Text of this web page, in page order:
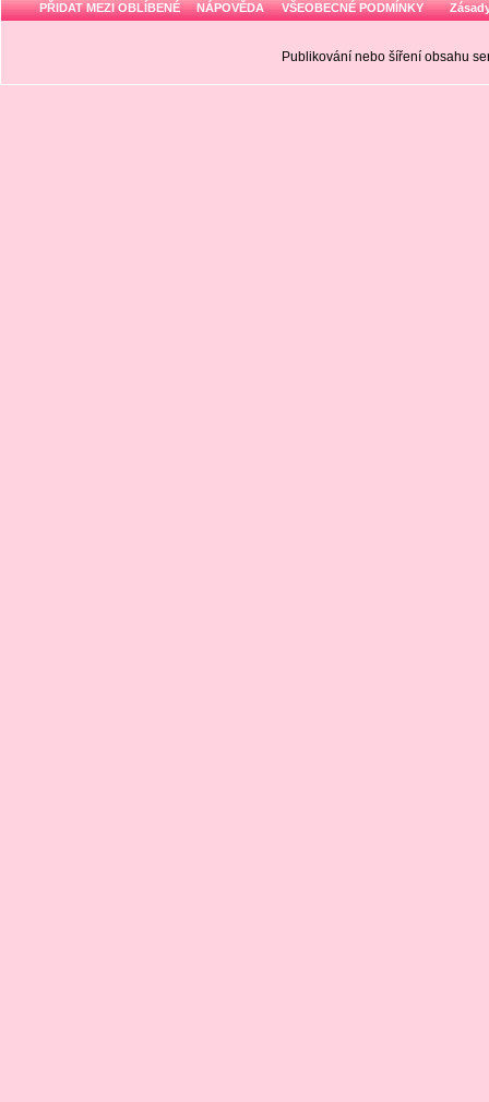
PŘIDAT MEZI OBLÍBENÉ NÁPOVĚDA VŠEOBECNÉ PODMÍNKY
Publikování nebo šíření obsahu